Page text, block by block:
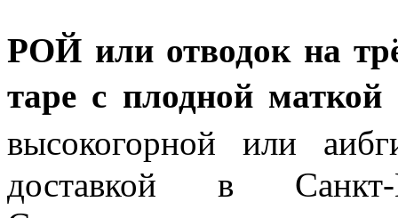
РОЙ или отводок на
таре с плодной маткой
высокогорной или
доставкой в